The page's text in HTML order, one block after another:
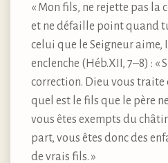
« Mon fils, ne rejette pas la
et ne défaille point quand
celui que le Seigneur aime,
enclenche (Héb.XII, 7–8) : «
correction. Dieu vous traite
quel est le fils que le père
vous êtes exempts du
part, vous êtes donc des
de vrais fils. »